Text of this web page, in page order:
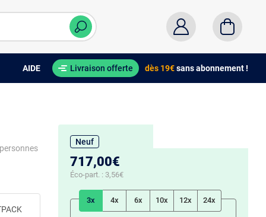
AIDE Livraison offerte dès 19€sans abonnement !
Neuf
717,00€
Éco-part. : 3,56€
3x 4x 6x 10x 12x 24x